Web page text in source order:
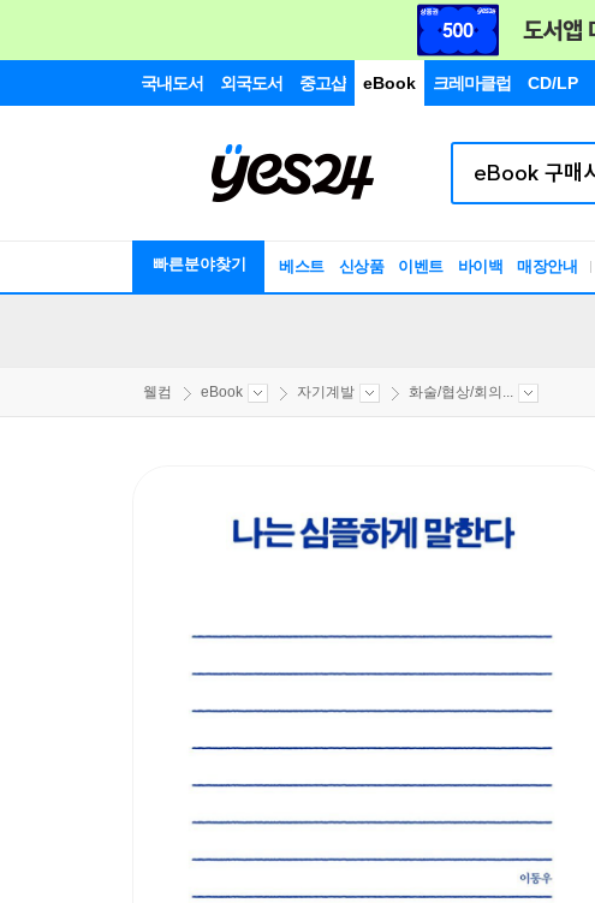
국내도서 외국도서 중고샵 eBook 크레마클럽 CD/LP
빠른분야찾기 베스트 신상품 이벤트 바이백 매장안내
웰컴 eBook 자기계발 화술/협상/회의...